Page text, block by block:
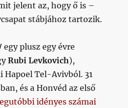
jelent az, hogy ő is –
stábjához tartozik.
egy plusz egy évre
Rubi Levkovich),
Hapoel Tel-Avivból. 31
és a Honvéd az első
idényes számai